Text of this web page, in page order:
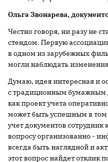
Ольга Звонарева,
Честно говоря, ни разу не
стендом. Первую
в одном из зарубежных
могли наблюдать
Думаю, идея интересная и
с традиционным бумажным
как проект учета
может быть успешным в том
учет документов
вопросу организова­нно -
всегда быть наглядной и
этот вопрос найдет отклик